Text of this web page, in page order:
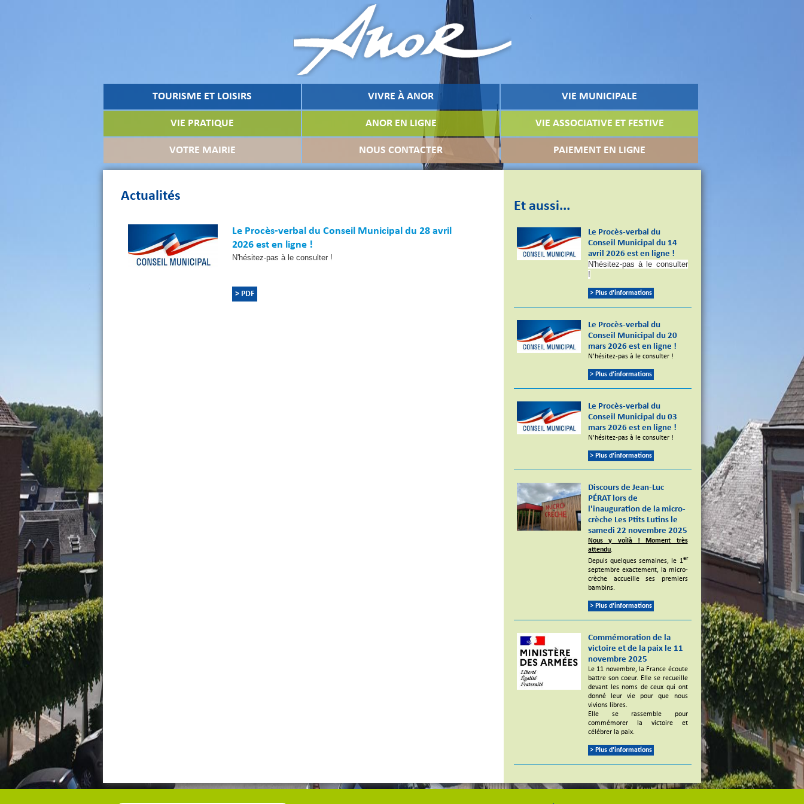
TOURISME ET LOISIRS VIVRE À ANOR VIE MUNICIPALE
VIE PRATIQUE ANOR EN LIGNE VIE ASSOCIATIVE ET FESTIVE
VOTRE MAIRIE NOUS CONTACTER PAIEMENT EN LIGNE
Et aussi...
Le Procès-verbal du
Conseil Municipal du 14
avril 2026 est en ligne !
N'hésitez-pas à le consulter
!
> Plus d'informations
Le Procès-verbal du
Conseil Municipal du 20
mars 2026 est en ligne !
N'hésitez-pas à le consulter !
> Plus d'informations
Le Procès-verbal du
Conseil Municipal du 03
mars 2026 est en ligne !
N'hésitez-pas à le consulter !
> Plus d'informations
Discours de Jean-Luc
PÉRAT lors de
l'inauguration de la micro-
crèche Les Ptits Lutins le
samedi 22 novembre 2025
Nous y voilà ! Moment très
attendu.
Depuis quelques semaines, le 1er
septembre exactement, la micro-
crèche accueille ses premiers
bambins.
> Plus d'informations
Commémoration de la
victoire et de la paix le 11
novembre 2025
Le 11 novembre, la France écoute
battre son coeur. Elle se recueille
devant les noms de ceux qui ont
donné leur vie pour que nous
vivions libres.
Elle se rassemble pour
commémorer la victoire et
célébrer la paix.
> Plus d'informations
Actualités
Le Procès-verbal du Conseil Municipal du 28 avril
2026 est en ligne !
N'hésitez-pas à le consulter !
> PDF